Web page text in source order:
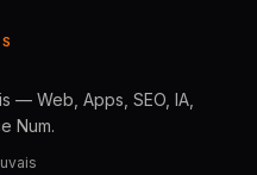
— Web, Apps, SEO, IA,
Num.